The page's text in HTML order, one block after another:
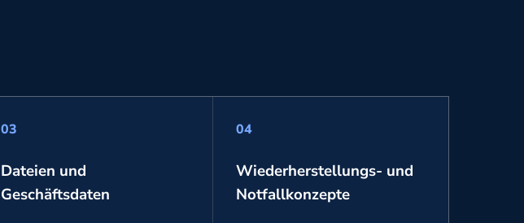
03
Dateien und
Geschäftsdaten
04
Wiederherstellungs- und
Notfallkonzepte